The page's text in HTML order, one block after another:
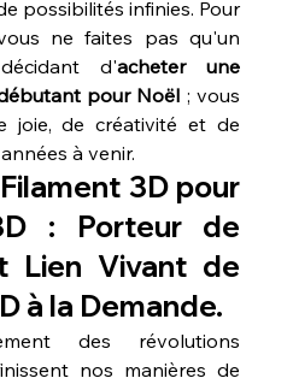
possibilités infinies. Pour
ne faites pas qu'un
d'acheter une
pour Noël ; vous
joie, de créativité et de
à venir.
Filament 3D pour
: Porteur de
Lien Vivant de
à la Demande.
des révolutions
nos manières de